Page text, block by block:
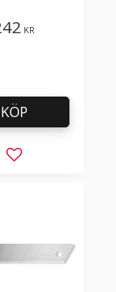
KR
Lägg till i
KÖP